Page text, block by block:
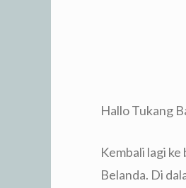
Hallo Tukang
Kembali lagi
Belanda. Di